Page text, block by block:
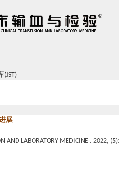
展
AND LABORATORY MEDICINE . 2022, (5